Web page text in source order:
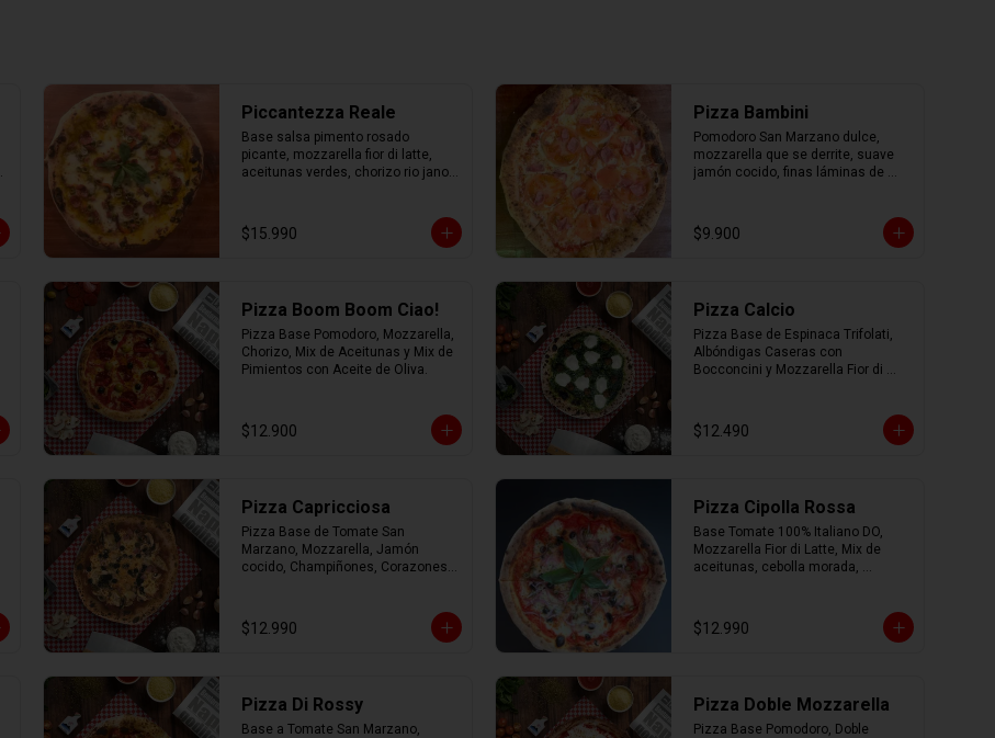
Piccantezza Reale
Base salsa pimento rosado
picante, mozzarella fior di latte,
aceitunas verdes, chorizo rio jano,
$15.990
Pizza Bambini
Pomodoro San Marzano dulce,
mozzarella que se derrite, suave
jamón cocido, finas láminas de
$9.900
Pizza Boom Boom Ciao!
Pizza Base Pomodoro, Mozzarella,
Chorizo, Mix de Aceitunas y Mix de
Pimientos con Aceite de Oliva.
$12.900
Pizza Calcio
Pizza Base de Espinaca Trifolati,
Albóndigas Caseras con
Bocconcini y Mozzarella Fior di
$12.490
Pizza Capricciosa
Pizza Base de Tomate San
Marzano, Mozzarella, Jamón
cocido, Champiñones, Corazones
$12.990
Pizza Cipolla Rossa
Base Tomate 100% Italiano DO,
Mozzarella Fior di Latte, Mix de
aceitunas, cebolla morada,
$12.990
Pizza Di Rossy
Base a Tomate San Marzano,
Pizza Doble Mozzarella
Pizza Base Pomodoro, Doble